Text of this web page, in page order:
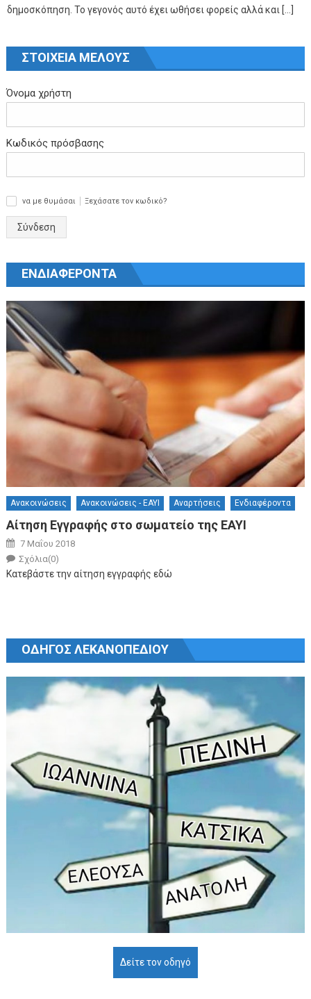
δημοσκόπηση. Το γεγονός αυτό έχει ωθήσει φορείς αλλά και […]
ΣΤΟΙΧΕΙΑ ΜΕΛΟΥΣ
Όνομα χρήστη
Κωδικός πρόσβασης
να με θυμάσαι Ξεχάσατε τον κωδικό?
Σύνδεση
ΕΝΔΙΑΦΕΡΟΝΤΑ
Ανακοινώσεις Ανακοινώσεις - ΕΑΥΙ Αναρτήσεις Ενδιαφέροντα
Αίτηση Εγγραφής στο σωματείο της ΕΑΥΙ
Posted on
7 Μαΐου 2018
Author
Σχόλια(0)
Κατεβάστε την αίτηση εγγραφής εδώ
ΟΔΗΓΟΣ ΛΕΚΑΝΟΠΕΔΙΟΥ
Δείτε τον οδηγό